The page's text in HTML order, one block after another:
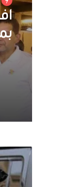
القبض
على
زوج
هشّم